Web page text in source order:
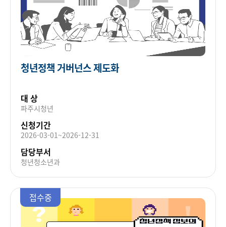
청년정책 거버넌스 제도화
대 상
파주시청년
신청기간
2026-03-01~2026-12-31
담당부서
청년청소년과
접수중